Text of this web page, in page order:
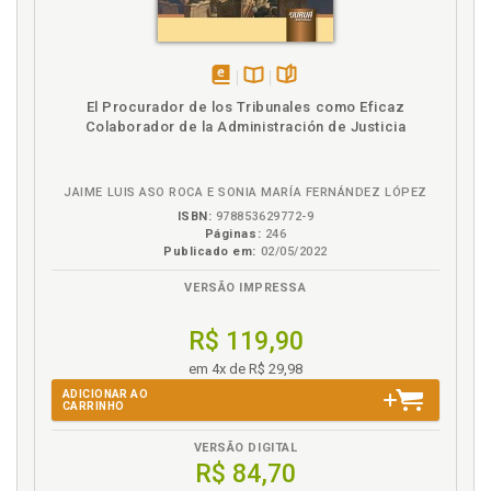
Direito ao não contato, p. 84
Direito brasileiro. Pluralismo jurídico no direito
Direito estatal. Crise de legitimidade do direito
estatal e novas normatividades não oficiais. O que é
justiça, p. 55
direitos humanos internacionais e práticas culturais
Direito indígena. Ações coletivas como instrumento
de defesa de direitos indígenas no Brasil, p. 101
Direito indígena. Histórico e contextualização das
pluralidade cultural, p. 21
Direito indígena. Jurisdição sobre direitos indígenas,
Estado brasileiro. Histórico e contextualização das
relações do Estado brasileiro e o direito indígena,
disponível
em
Disponível
na
páginas
El Procurador de los Tribunales como Eficaz
Colaborador de la Administración de Justicia
JAIME LUIS ASO ROCA E SONIA MARÍA FERNÁNDEZ LÓPEZ
ISBN: 978853629772-9
Páginas: 246
Publicado em: 02/05/2022
VERSÃO IMPRESSA
R$ 119,90
em 4x de R$ 29,98
ADICIONAR AO
CARRINHO
VERSÃO DIGITAL
R$ 84,70